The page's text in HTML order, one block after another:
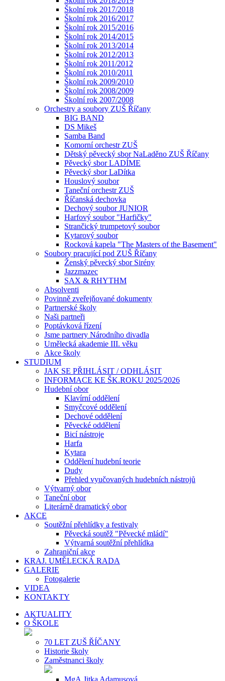
Školní rok 2017/2018
Školní rok 2016/2017
Školní rok 2015/2016
Školní rok 2014/2015
Školní rok 2013/2014
Školní rok 2012/2013
Školní rok 2011/2012
Školní rok 2010/2011
Školní rok 2009/2010
Školní rok 2008/2009
Školní rok 2007/2008
Orchestry a soubory ZUŠ Říčany
BIG BAND
DS Mikeš
Samba Band
Komorní orchestr ZUŠ
Dětský pěvecký sbor NaLaděno ZUŠ Říčany
Pěvecký sbor LADÍME
Pěvecký sbor LaDítka
Houslový soubor
Taneční orchestr ZUŠ
Říčanská dechovka
Dechový soubor JUNIOR
Harfový soubor "Harfičky"
Strančický trumpetový soubor
Kytarový soubor
Rocková kapela "The Masters of the Basement"
Soubory pracující pod ZUŠ Říčany
Ženský pěvecký sbor Sirény
Jazzmazec
SAX & RHYTHM
Absolventi
Povinně zveřejňované dokumenty
Partnerské školy
Naši partneři
Poptávková řízení
Jsme partnery Národního divadla
Umělecká akademie III. věku
Akce školy
STUDIUM
JAK SE PŘIHLÁSIT / ODHLÁSIT
INFORMACE KE ŠK.ROKU 2025/2026
Hudební obor
Klavírní oddělení
Smyčcové oddělení
Dechové oddělení
Pěvecké oddělení
Bicí nástroje
Harfa
Kytara
Oddělení hudební teorie
Dudy
Přehled vyučovaných hudebních nástrojů
Výtvarný obor
Taneční obor
Literárně dramatický obor
AKCE
Soutěžní přehlídky a festivaly
Pěvecká soutěž "Pěvecké mládí"
Výtvarná soutěžní přehlídka
Zahraniční akce
KRAJ. UMĚLECKÁ RADA
GALERIE
Fotogalerie
VIDEA
KONTAKTY
AKTUALITY
O ŠKOLE
70 LET ZUŠ ŘÍČANY
Historie školy
Zaměstnanci školy
MgA.Jitka Adamusová